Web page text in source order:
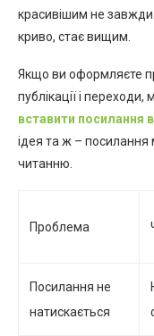
красивішим не
криво, стає вищим.
Якщо ви оформляєте
публікації і
вставити посилання
ідея та ж – посилання
читанню.
Проблема
Посилання не
натискається